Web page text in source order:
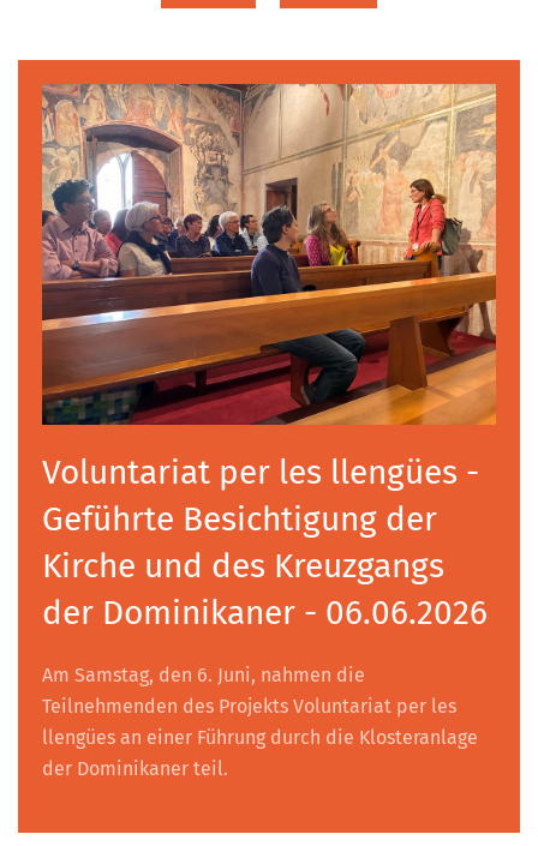
Voluntariat per les llengües -
Geführte Besichtigung der
Kirche und des Kreuzgangs
der Dominikaner - 06.06.2026
Am Samstag, den 6. Juni, nahmen die
Teilnehmenden des Projekts Voluntariat per les
llengües an einer Führung durch die Klosteranlage
der Dominikaner teil.